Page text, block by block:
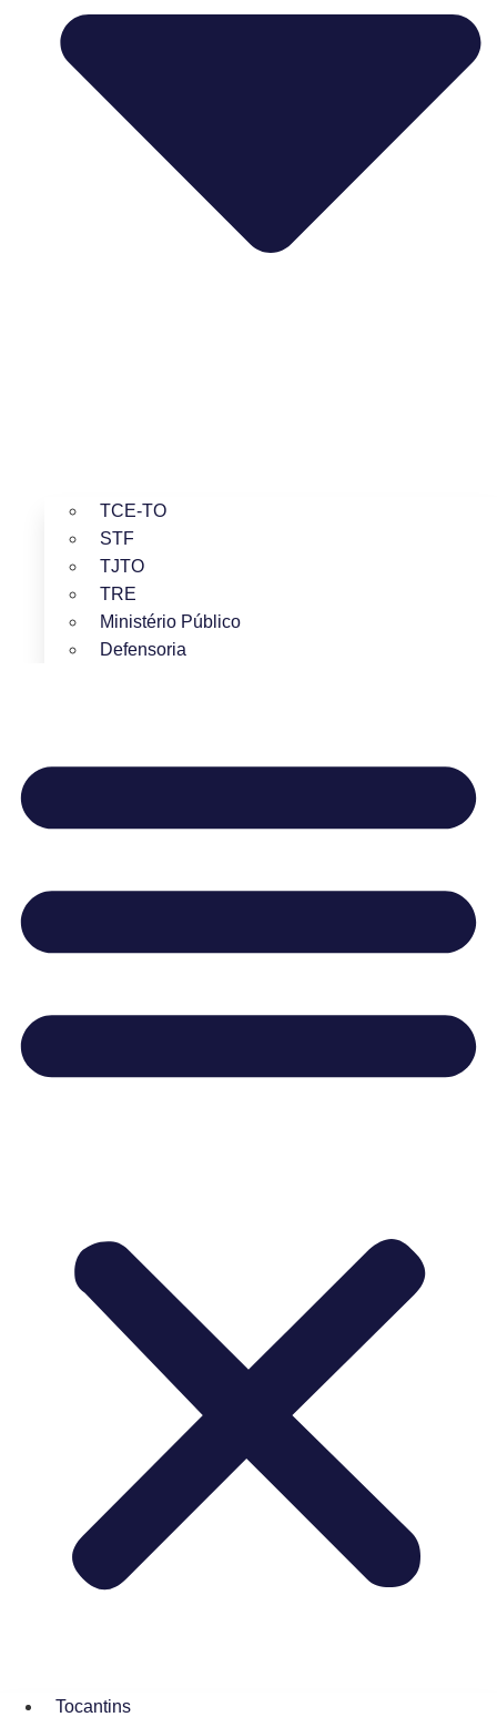
TCE-TO
STF
TJTO
TRE
Ministério Público
Defensoria
Tocantins